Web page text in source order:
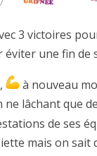
3 victoires
une fin de
à nouveau
lâchant
de ses
mais on